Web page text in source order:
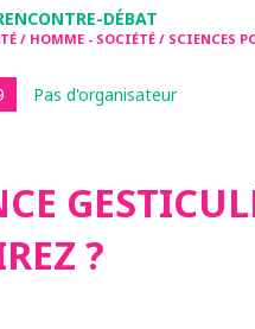
DÉBAT
/ HOMME - SOCIÉTÉ / SCIENCES
Pas d'organisateur
?